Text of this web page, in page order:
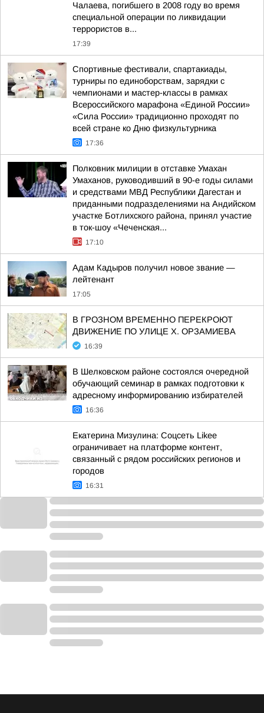
Чалаева, погибшего в 2008 году во время
специальной операции по ликвидации
террористов в...
17:39
Спортивные фестивали, спартакиады,
турниры по единоборствам, зарядки с
чемпионами и мастер-классы в рамках
Всероссийского марафона «Единой России»
«Сила России» традиционно проходят по
всей стране ко Дню физкультурника
17:36
Полковник милиции в отставке Умахан
Умаханов, руководивший в 90-е годы силами
и средствами МВД Республики Дагестан и
приданными подразделениями на Андийском
участке Ботлихского района, принял участие
в ток-шоу «Чеченская...
17:10
Адам Кадыров получил новое звание —
лейтенант
17:05
В ГРОЗНОМ ВРЕМЕННО ПЕРЕКРОЮТ
ДВИЖЕНИЕ ПО УЛИЦЕ Х. ОРЗАМИЕВА
16:39
В Шелковском районе состоялся очередной
обучающий семинар в рамках подготовки к
адресному информированию избирателей
16:36
Екатерина Мизулина: Соцсеть Likee
ограничивает на платформе контент,
связанный с рядом российских регионов и
городов
16:31